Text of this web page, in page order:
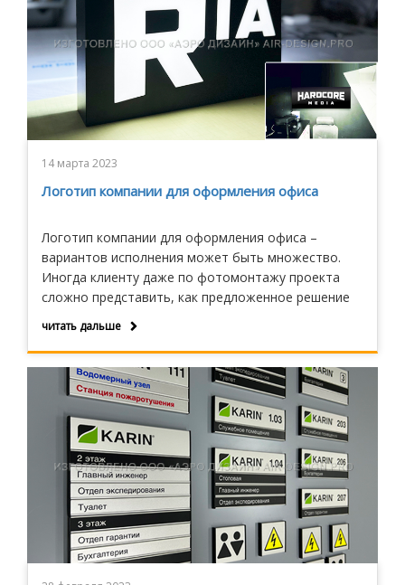
14 марта 2023
Логотип компании для оформления офиса
Логотип компании для оформления офиса –
вариантов исполнения может быть множество.
Иногда клиенту даже по фотомонтажу проекта
сложно представить, как предложенное решение
будет смотреться в живом интерьере.
Изготовление фрагмента изделия с элементами
логотипа в натуральную величину дает
возможность наглядно увидеть, как всё будет
смотреться.
читать дальше